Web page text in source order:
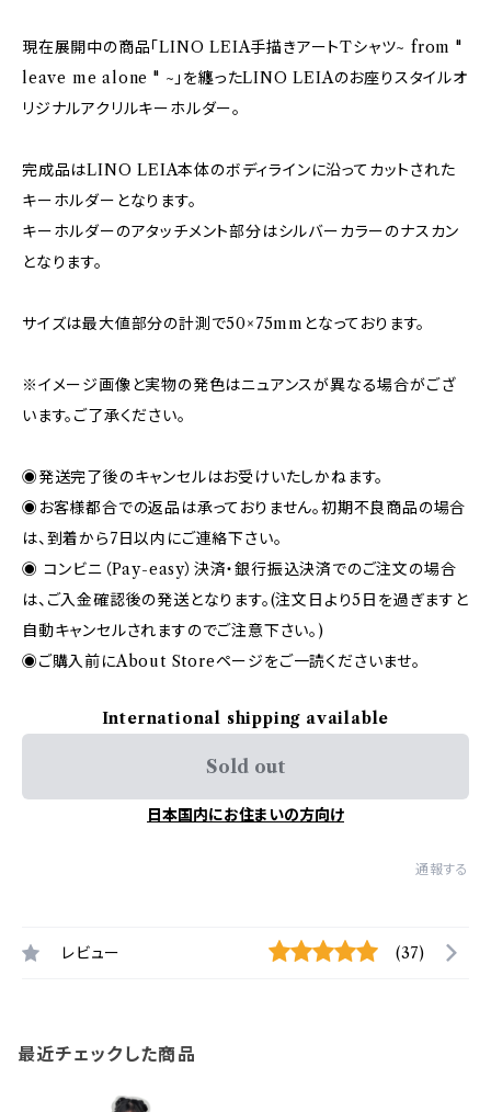
現在展開中の商品「LINO LEIA手描きアートTシャツ~ from "
leave me alone " ~」を纏ったLINO LEIAのお座りスタイルオ
リジナルアクリルキーホルダー。
完成品はLINO LEIA本体のボディラインに沿ってカットされた
キーホルダーとなります。
キーホルダーのアタッチメント部分はシルバーカラーのナスカン
となります。
サイズは最大値部分の計測で50×75mmとなっております。
※イメージ画像と実物の発色はニュアンスが異なる場合がござ
います。ご了承ください。
◉発送完了後のキャンセルはお受けいたしかねます。
◉お客様都合での返品は承っておりません。初期不良商品の場合
は、到着から7日以内にご連絡下さい。
◉ コンビニ（Pay-easy）決済・銀行振込決済でのご注文の場合
は、ご入金確認後の発送となります。(注文日より5日を過ぎますと
自動キャンセルされますのでご注意下さい。)
◉ご購入前にAbout Storeページをご一読くださいませ。
International shipping available
Sold out
日本国内にお住まいの方向け
通報する
レビュー (37)
最近チェックした商品